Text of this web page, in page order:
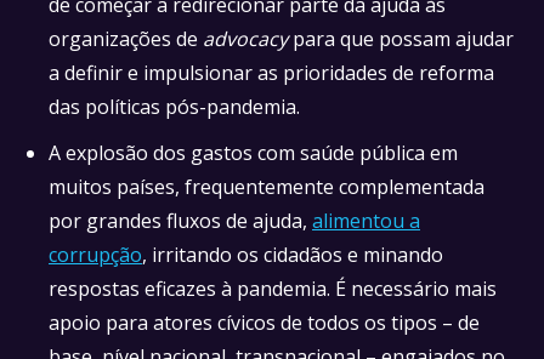
organizações de advocacypara que possam ajudar
a definir e impulsionar as prioridades de reforma
das políticas pós-pandemia.
A explosão dos gastos com saúde pública em
muitos países, frequentemente complementada
por grandes fluxos de ajuda, alimentou a
corrupção, irritando os cidadãos e minando
respostas eficazes à pandemia. É necessário mais
apoio para atores cívicos de todos os tipos – de